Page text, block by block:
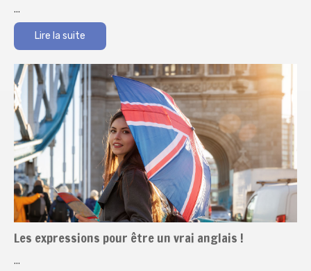
...
Lire la suite
Les expressions pour être un vrai anglais !
...